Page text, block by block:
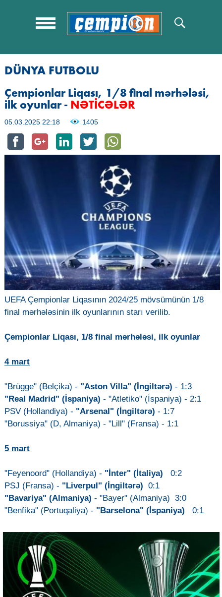
DÜNYA FUTBOLU
Çempionlar Liqası, 1/8 final mərhələsi,
ilk oyunlar - NƏTİCƏLƏR
05.03.2025 22:18 1405
UEFA Çempionlar Liqasının 2024/25 mövsümünün 1/8
final mərhələsinin ilk oyunlarının starı verilib.
Çempionlar Liqası, 1/8 final mərhələsi, ilk oyunlar
4 mart
"Brügge" (Belçika) - "Aston Villa" (İngiltərə) - 1:3
"Real Madrid" (İspaniya) - "Atletiko" (İspaniya) - 2:1
PSV (Hollandiya) - "Arsenal" (İngiltərə) - 1:7
"Borussiya" (D, Almaniya) - "Lill" (Fransa) - 1:1
5 mart
"Feyenoord" (Hollandiya) - "İnter" (İtaliya) 0:2
PSJ (Fransa) - "Liverpul" (İngiltərə) 0:1
"Bavariya" (Almaniya) - "Bayer" (Almaniya) 3:0
"Benfika" (Portuqaliya) - "Barselona" (İspaniya) 0:1